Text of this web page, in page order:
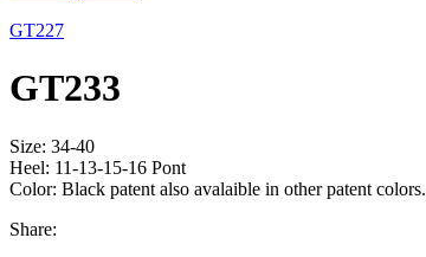
GT227
GT233
Size: 34-40
Heel: 11-13-15-16 Pont
Color: Black patent also avalaible in other patent colors.
Share: